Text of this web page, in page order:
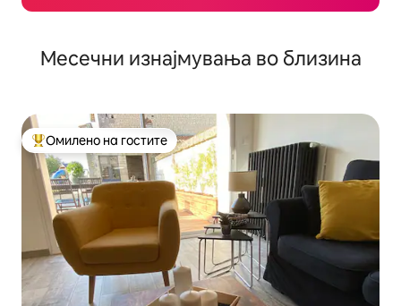
Месечни изнајмувања во близина
Меѓу најуспешните „Омилени на гостите“
Омилено на гостите